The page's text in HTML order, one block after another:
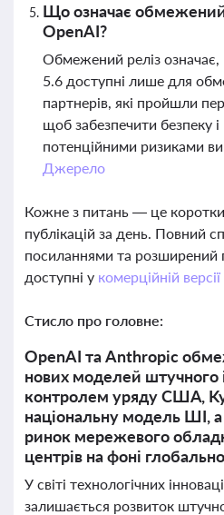
Що означає обмежений
OpenAI?
Обмежений реліз означає,
5.6 доступні лише для
партнерів, які пройшли
щоб забезпечити безпеку
потенційними ризиками
Джерело
Кожне з питань — це
публікацій за день. Повний
посиланнями та розширений
доступні у комерційній
Стисло про головне:
OpenAI та Anthropic
нових моделей штучного
контролем уряду США,
національну модель ШІ,
ринок мережевого
центрів на фоні
У світі технологічних
залишається розвиток